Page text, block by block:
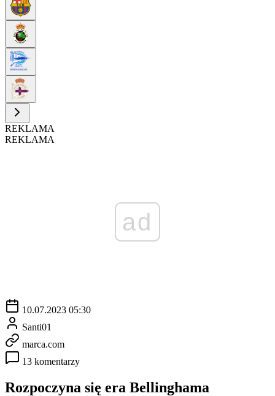
REKLAMA
REKLAMA
ad
10.07.2023 05:30
Santi01
marca.com
13 komentarzy
Rozpoczyna się era Bellinghama